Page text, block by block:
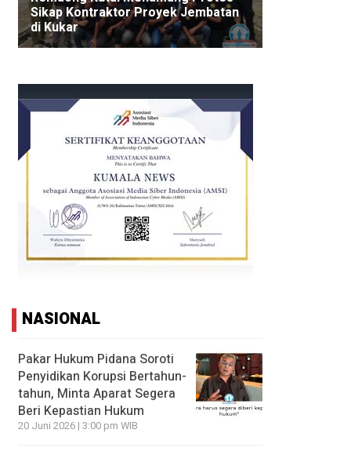
NASIONAL
Pakar Hukum Pidana Soroti
Penyidikan Korupsi Bertahun-
tahun, Minta Aparat Segera
Beri Kepastian Hukum
20 Juni 2026 | 3:00 pm WIB